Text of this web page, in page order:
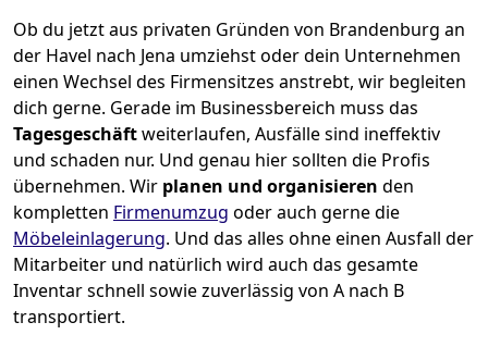
Ob du jetzt aus privaten Gründen von Brandenburg an
der Havel nach Jena umziehst oder dein Unternehmen
einen Wechsel des Firmensitzes anstrebt, wir begleiten
dich gerne. Gerade im Businessbereich muss das
Tagesgeschäftweiterlaufen, Ausfälle sind ineffektiv
und schaden nur. Und genau hier sollten die Profis
übernehmen. Wir planen und organisieren den
kompletten Firmenumzug oder auch gerne die
Möbeleinlagerung. Und das alles ohne einen Ausfall der
Mitarbeiter und natürlich wird auch das gesamte
Inventar schnell sowie zuverlässig von A nach B
transportiert.